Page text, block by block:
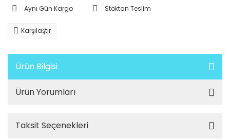
Aynı Gün Kargo Stoktan Teslim
Karşılaştır
Ürün Bilgisi
Ürün Yorumları
Taksit Seçenekleri